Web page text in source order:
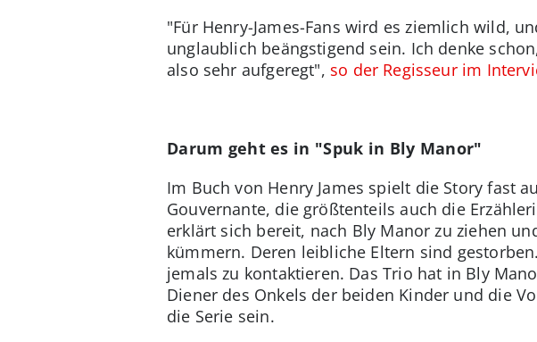
"Für Henry-James-Fans wird es ziemlich wild,
unglaublich beängstigend sein. Ich denke
also sehr aufgeregt", so der Regisseur im
Darum geht es in "Spuk in Bly Manor"
Im Buch von Henry James spielt die Story fast
Gouvernante, die größtenteils auch die
erklärt sich bereit, nach Bly Manor zu ziehen
kümmern. Deren leibliche Eltern sind
jemals zu kontaktieren. Das Trio hat in Bly
Diener des Onkels der beiden Kinder und die
die Serie sein.